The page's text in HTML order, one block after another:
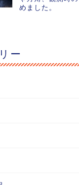
めました。
ー